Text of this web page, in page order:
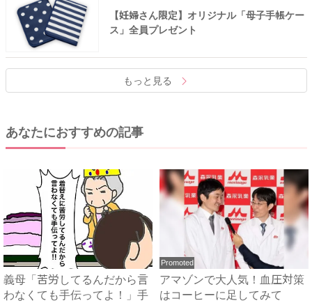
【妊婦さん限定】オリジナル「母子手帳ケー
ス」全員プレゼント
もっと見る
あなたにおすすめの記事
義母「苦労してるんだから言
わなくても手伝ってよ！」手
Promoted
アマゾンで大人気！血圧対策
はコーヒーに足してみて